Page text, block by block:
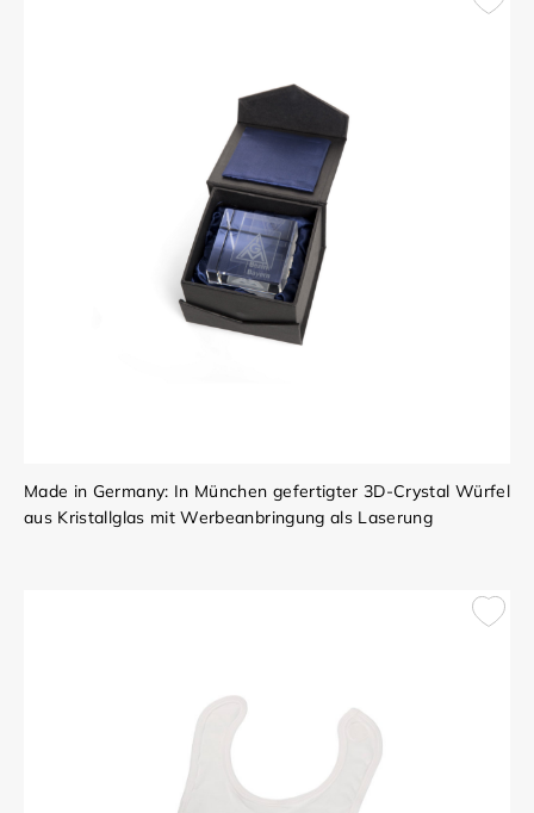
Made in Germany: In München gefertigter 3D-Crystal Würfel
aus Kristallglas mit Werbeanbringung als Laserung